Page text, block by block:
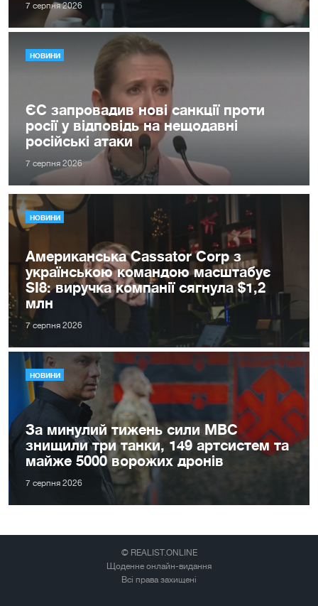
7 серпня 2026
НОВИНИ
ЄС запровадив нові санкції проти
росії у відповідь на нещодавні
російські атаки
7 серпня 2026
НОВИНИ
Американська Cassator Corp з
українською командою масштабує
SI8: виручка компанії сягнула $1,2
млн
7 серпня 2026
НОВИНИ
За минулий тижень сили МВС
знищили три танки, 149 артсистем та
майже 5000 ворожих дронів
7 серпня 2026
© REALIST.ONLINE
Щоденне онлайн-видання
Всі права захищені